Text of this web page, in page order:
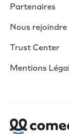
Partenaires
Nous rejoindre
Trust Center
Mentions